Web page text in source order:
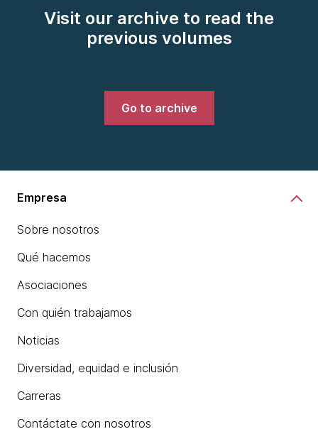
Visit our archive to read the
previous volumes
Go to archive
Empresa
Sobre nosotros
Qué hacemos
Asociaciones
Con quién trabajamos
Noticias
Diversidad, equidad e inclusión
Carreras
Contáctate con nosotros